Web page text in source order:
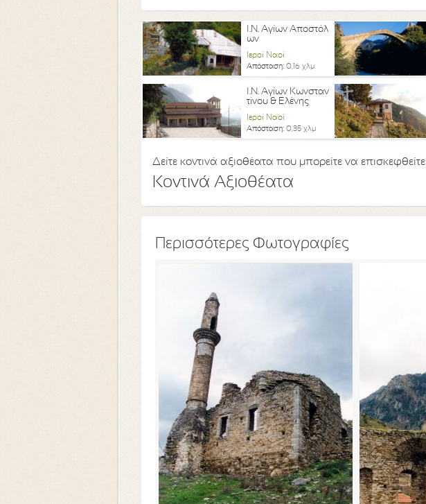
Ι.Ν. Αγίων Αποστόλ
ων
Ιεροί Ναοί
Απόσταση: 0,16 χλμ
Ι.Ν. Αγίων Κωνσταν
τίνου & Ελένης
Ιεροί Ναοί
Απόσταση: 0,35 χλμ
Δείτε κοντινά αξιοθέατα που μπορείτε να επισκεφθείτε
Κοντινά Αξιοθέατα
Περισσότερες Φωτογραφίες